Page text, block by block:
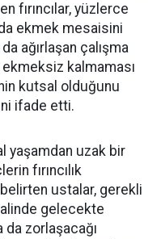
fırıncılar, yüzlerce
ekmek mesaisini
ağırlaşan çalışma
ekmeksiz kalmaması
kutsal olduğunu
ifade etti.
yaşamdan uzak bir
fırıncılık
ustalar, gerekli
gelecekte
zorlaşacağı